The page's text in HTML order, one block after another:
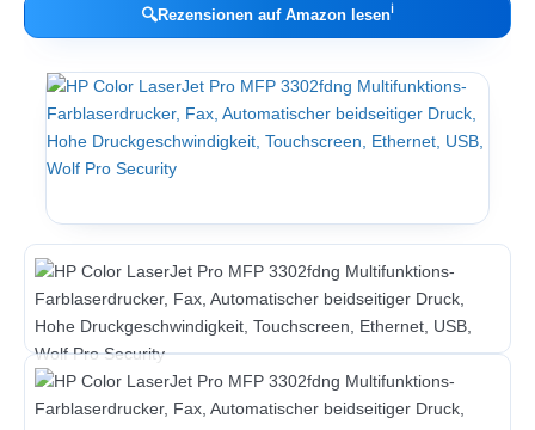
🔍Rezensionen auf Amazon lesenℹ︎